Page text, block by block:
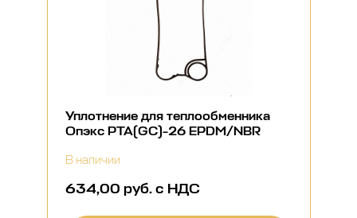
Уплотнение для теплообменника
Опэкс РТА(GC)-26 EPDM/NBR
В наличии
634,00 руб. с НДС